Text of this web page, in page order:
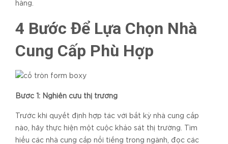
hàng.
4 Bước Để Lựa Chọn Nhà
Cung Cấp Phù Hợp
Bước 1: Nghiên cứu thị trường
Trước khi quyết định hợp tác với bất kỳ nhà cung cấp
nào, hãy thực hiện một cuộc khảo sát thị trường. Tìm
hiểu các nhà cung cấp nổi tiếng trong ngành, đọc các